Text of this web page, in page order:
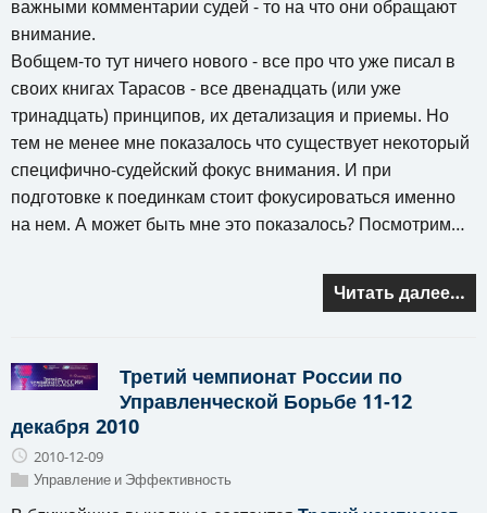
важными комментарии судей - то на что они обращают
внимание.
Вобщем-то тут ничего нового - все про что уже писал в
своих книгах Тарасов - все двенадцать (или уже
тринадцать) принципов, их детализация и приемы. Но
тем не менее мне показалось что существует некоторый
специфично-судейский фокус внимания. И при
подготовке к поединкам стоит фокусироваться именно
на нем. А может быть мне это показалось? Посмотрим…
Читать далее…
Третий чемпионат России по
Управленческой Борьбе 11-12
декабря 2010
2010-12-09
Управление и Эффективность